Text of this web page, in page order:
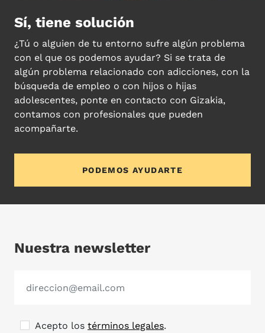
Sí, tiene solución
¿Tú o alguien de tu entorno sufre algún problema
con el que os podemos ayudar? Si se trata de
algún problema relacionado con adicciones, con la
búsqueda de empleo o con hijos o hijas
adolescentes, ponte en contacto con Gizakia,
contamos con profesionales que pueden
acompañarte.
PODEMOS AYUDARTE
Nuestra newsletter
Acepto los términos legales.